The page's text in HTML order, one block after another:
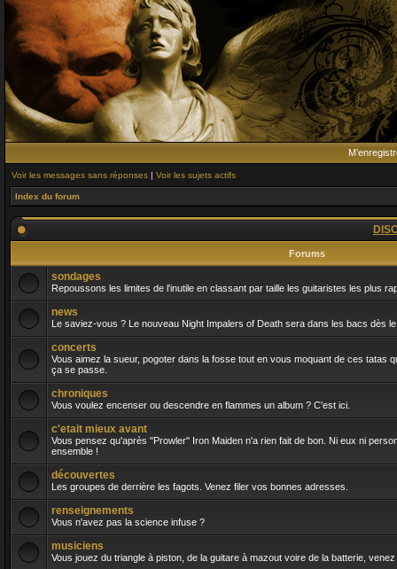
Voir les messages sans réponses | Voir les sujets actifs
Index du forum
Forums
sondages
Repoussons les limites de l'inutile en classant par taille les guitaristes les plus
news
Le saviez-vous ? Le nouveau Night Impalers of Death sera dans les bacs dès
concerts
Vous aimez la sueur, pogoter dans la fosse tout en vous moquant de ces tatas
ça se passe.
chroniques
Vous voulez encenser ou descendre en flammes un album ? C'est ici.
c'etait mieux avant
Vous pensez qu'après "Prowler" Iron Maiden n'a rien fait de bon. Ni eux ni
ensemble !
découvertes
Les groupes de derrière les fagots. Venez filer vos bonnes adresses.
renseignements
Vous n'avez pas la science infuse ?
musiciens
Vous jouez du triangle à piston, de la guitare à mazout voire de la batterie,